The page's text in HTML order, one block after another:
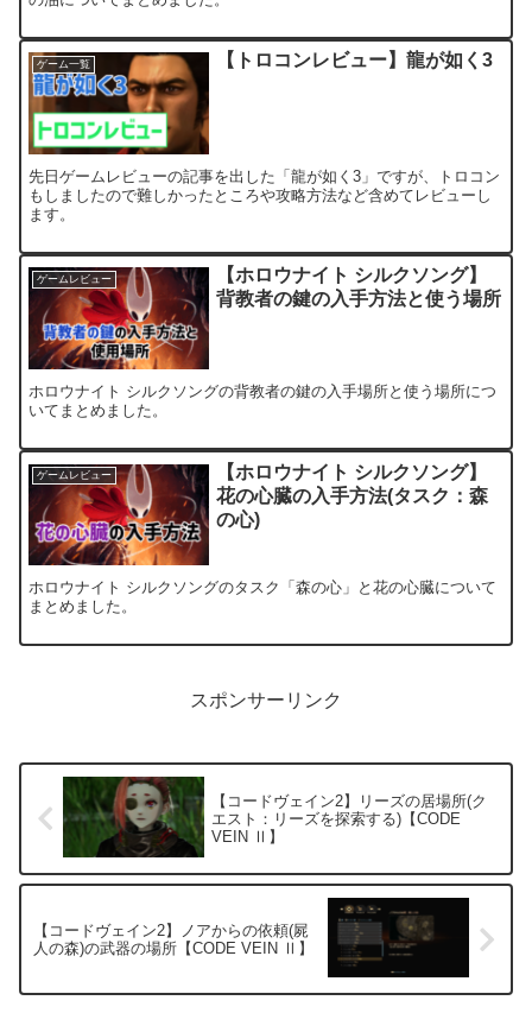
ゲーム一覧 【トロコンレビュー】龍が如く3
先日ゲームレビューの記事を出した「龍が如く3」ですが、トロコン
もしましたので難しかったところや攻略方法など含めてレビューし
ます。
ゲームレビュー
【ホロウナイト シルクソング】
背教者の鍵の入手方法と使う場所
ホロウナイト シルクソングの背教者の鍵の入手場所と使う場所につ
いてまとめました。
ゲームレビュー
【ホロウナイト シルクソング】
花の心臓の入手方法(タスク：森
の心)
ホロウナイト シルクソングのタスク「森の心」と花の心臓について
まとめました。
スポンサーリンク
【コードヴェイン2】リーズの居場所(ク
エスト：リーズを探索する)【CODE
VEIN Ⅱ】
【コードヴェイン2】ノアからの依頼(屍
人の森)の武器の場所【CODE VEIN Ⅱ】